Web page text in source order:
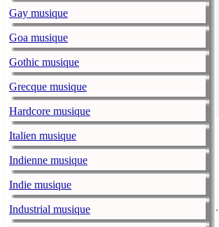
Gay musique
Goa musique
Gothic musique
Grecque musique
Hardcore musique
Italien musique
Indienne musique
Indie musique
Industrial musique